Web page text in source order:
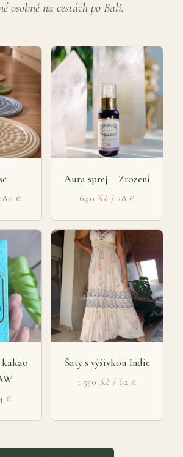
osobně na cestách po Bali.
€
Aura sprej – Zrození
690 Kč / 28 €
€
Šaty s výšivkou Indie
1 550 Kč / 62 €